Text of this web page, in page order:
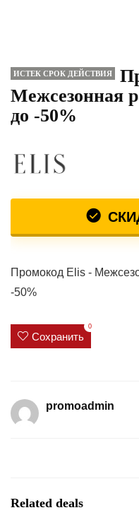
ИСТЕК СРОК ДЕЙСТВИЯ
Межсезонная
до -50%
Промокод Elis -
-50%
Сохранить
0
promoadmin
Related deals